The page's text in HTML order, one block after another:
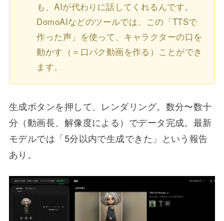
も、AIが代わりに話してくれるんです。
DomoAIなどのツールでは、この「TTSで
作った声」を使って、キャラクターの口を
動かす（＝口パク動画を作る）ことができ
ます。
生成ボタンを押して、レンダリング。数分〜数十
分（動画長、解像度による）でデータ完成。最新
モデルでは「5分以内で生成できた」という報告
あり。